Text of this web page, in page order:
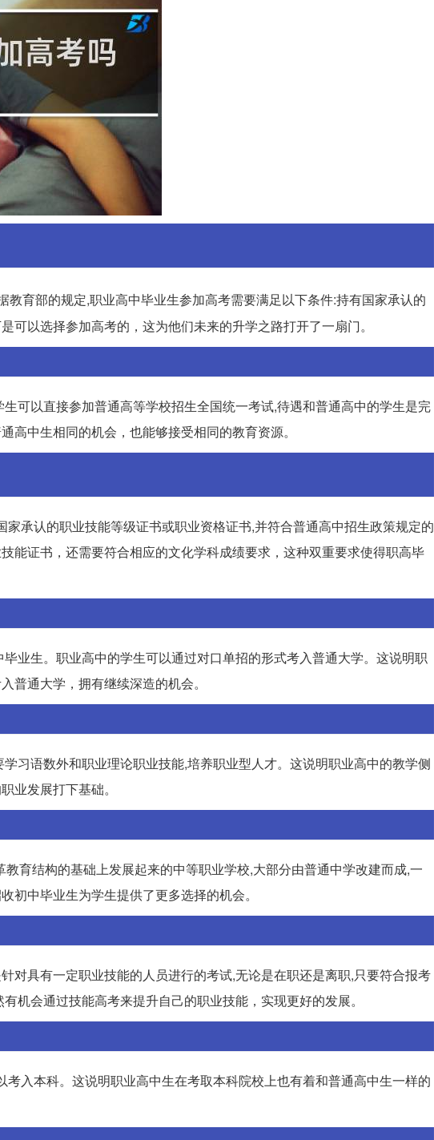
教育部的规定,职业高中毕业生参加高考需要满足以下条件:持有国家承认的
以选择参加高考的，这为他们未来的升学之路打开了一扇门。
可以直接参加普通高等学校招生全国统一考试,待遇和普通高中的学生是完
中生相同的机会，也能够接受相同的教育资源。
承认的职业技能等级证书或职业资格证书,并符合普通高中招生政策规定的
能证书，还需要符合相应的文化学科成绩要求，这种双重要求使得职高毕
业生。职业高中的学生可以通过对口单招的形式考入普通大学。这说明职
普通大学，拥有继续深造的机会。
习语数外和职业理论职业技能,培养职业型人才。这说明职业高中的教学侧
业发展打下基础。
育结构的基础上发展起来的中等职业学校,大部分由普通中学改建而成,一
初中毕业生为学生提供了更多选择的机会。
对具有一定职业技能的人员进行的考试,无论是在职还是离职,只要符合报考
机会通过技能高考来提升自己的职业技能，实现更好的发展。
入本科。这说明职业高中生在考取本科院校上也有着和普通高中生一样的